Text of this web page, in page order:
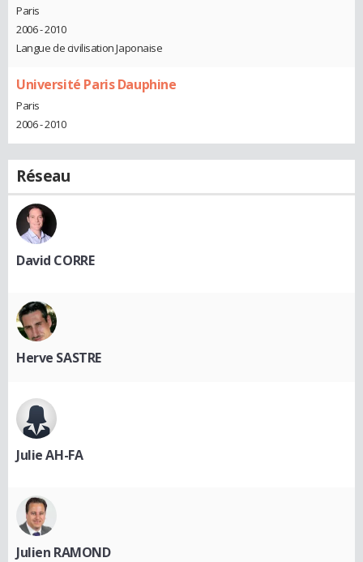
Paris
2006 - 2010
Langue de civilisation Japonaise
Université Paris Dauphine
Paris
2006 - 2010
Réseau
David CORRE
Herve SASTRE
Julie AH-FA
Julien RAMOND